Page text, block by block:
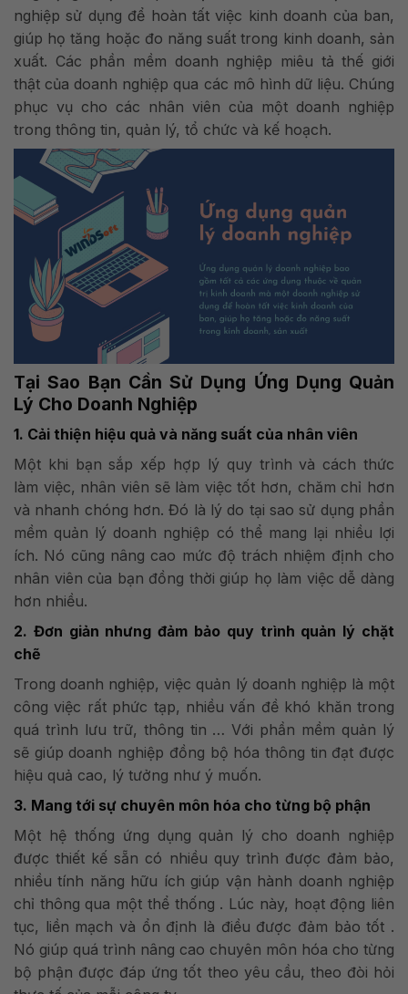
nghiệp sử dụng để hoàn tất việc kinh doanh của ban,
giúp họ tăng hoặc đo năng suất trong kinh doanh, sản
xuất. Các phần mềm doanh nghiệp miêu tả thế giới
thật của doanh nghiệp qua các mô hình dữ liệu. Chúng
phục vụ cho các nhân viên của một doanh nghiệp
trong thông tin, quản lý, tổ chức và kế hoạch.
Tại Sao Bạn Cần Sử Dụng Ứng Dụng Quản
Lý Cho Doanh Nghiệp
1. Cải thiện hiệu quả và năng suất của nhân viên
Một khi bạn sắp xếp hợp lý quy trình và cách thức
làm việc, nhân viên sẽ làm việc tốt hơn, chăm chỉ hơn
và nhanh chóng hơn. Đó là lý do tại sao sử dụng phần
mềm quản lý doanh nghiệp có thể mang lại nhiều lợi
ích. Nó cũng nâng cao mức độ trách nhiệm định cho
nhân viên của bạn đồng thời giúp họ làm việc dễ dàng
hơn nhiều.
2. Đơn giản nhưng đảm bảo quy trình quản lý chặt
chẽ
Trong doanh nghiệp, việc quản lý doanh nghiệp là một
công việc rất phức tạp, nhiều vấn đề khó khăn trong
quá trình lưu trữ, thông tin … Với phần mềm quản lý
sẽ giúp doanh nghiệp đồng bộ hóa thông tin đạt được
hiệu quả cao, lý tưởng như ý muốn.
3. Mang tới sự chuyên môn hóa cho từng bộ phận
Một hệ thống ứng dụng quản lý cho doanh nghiệp
được thiết kế sẵn có nhiều quy trình được đảm bảo,
nhiều tính năng hữu ích giúp vận hành doanh nghiệp
chỉ thông qua một thể thống . Lúc này, hoạt động liên
tục, liền mạch và ổn định là điều được đảm bảo tốt .
Nó giúp quá trình nâng cao chuyên môn hóa cho từng
bộ phận được đáp ứng tốt theo yêu cầu, theo đòi hỏi